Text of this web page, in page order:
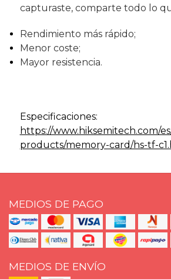
capturaste, comparte todo lo
Rendimiento más rápido;
Menor coste;
Mayor resistencia.
Especificaciones:
https://www.hiksemitech.com/
products/memory-card/hs-tf-
MEDIOS DE PAGO
MEDIOS DE ENVÍO